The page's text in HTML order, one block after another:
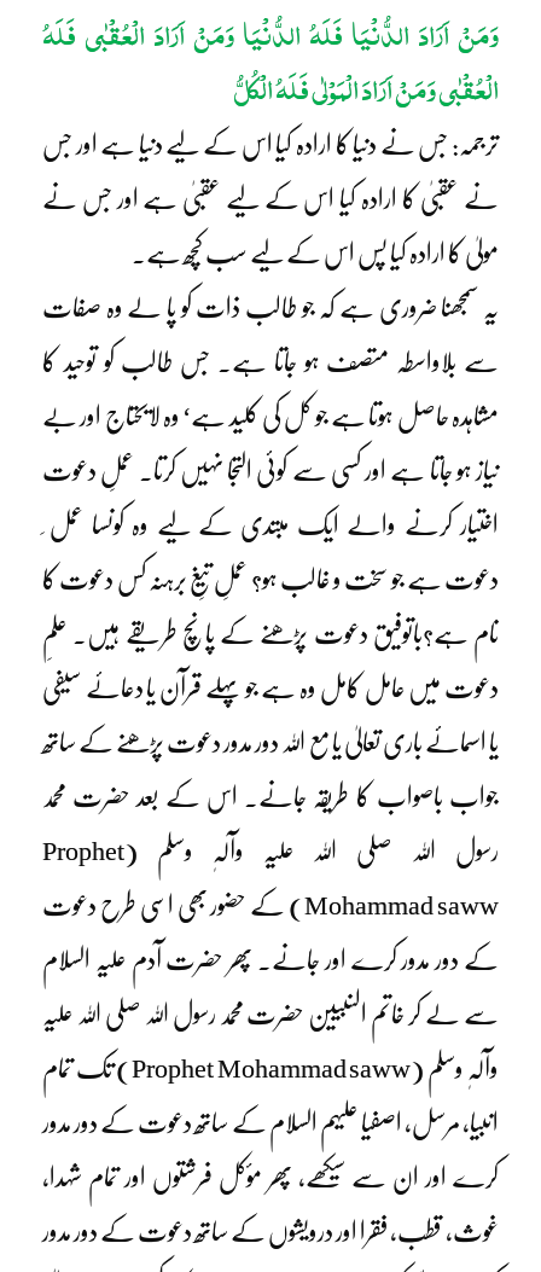
وَمَنْ اَرَادَ الدُّنْیَا فَلَہُ الدُّنْیَا وَمَنْ اَرَادَ الْعُقْبٰی فَلَہُ
الْعُقْبٰی وَمَنْ اَرَادَ الْمَوْلٰی فَلَہُ الْکُلُّ
ترجمہ: جس نے دنیا کا ارادہ کیا اس کے لیے دنیا ہے اور جس
نے عقبیٰ کا ارادہ کیا اس کے لیے عقبیٰ ہے اور جس نے
مولیٰ کا ارادہ کیا پس اس کے لیے سب کچھ ہے۔
یہ سمجھنا ضروری ہے کہ جو طالب ذات کو پا لے وہ صفات
سے بلاواسطہ متصف ہو جاتا ہے۔ جس طالب کو توحید کا
مشاہدہ حاصل ہوتا ہے جو کل کی کلید ہے‘ وہ لایحتاج اور بے
نیاز ہو جاتا ہے اور کسی سے کوئی التجا نہیں کرتا۔ عملِ دعوت
اختیار کرنے والے ایک مبتدی کے لیے وہ کونسا عمل ِ
دعوت ہے جو سخت و غالب ہو؟ عملِ تیغِ برہنہ کس دعوت کا
نام ہے؟باتوفیق دعوت پڑھنے کے پانچ طریقے ہیں۔ علمِ
دعوت میں عامل کامل وہ ہے جو پہلے قرآن یا دعائے سیفی
یا اسمائے باری تعالیٰ یا مع اللہ دور مدور دعوت پڑھنے کے ساتھ
جواب باصواب کا طریقہ جانے۔ اس کے بعد حضرت محمد
رسول اللہ صلی اللہ علیہ وآلہٖ وسلم (Prophet
Mohammad saww) کے حضور بھی اسی طرح دعوت
کے دور مدور کرے اور جانے۔ پھر حضرت آدم علیہ السلام
سے لے کر خاتم النبیین حضرت محمد رسول اللہ صلی اللہ علیہ
وآلہٖ وسلم (Prophet Mohammad saww) تک تمام
انبیا، مرسل، اصفیا علیہم السلام کے ساتھ دعوت کے دور مدور
کرے اور ان سے سیکھے، پھر مؤکل فرشتوں اور تمام شہدا،
غوث، قطب، فقرا اور درویشوں کے ساتھ دعوت کے دور مدور